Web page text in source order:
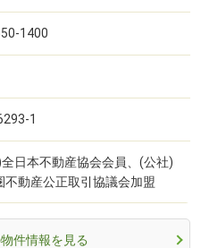
1400
1
日本不動産協会会員、(公社)
不動産公正取引協議会加盟
件情報を見る